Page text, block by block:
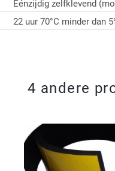
Eénzijdig zelfklevend
22 uur 70°C minder dan
4 andere